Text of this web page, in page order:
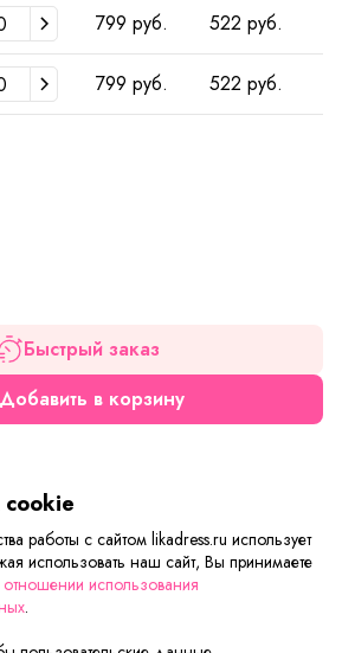
799 руб. 522 руб.
799 руб. 522 руб.
Быстрый заказ
Добавить в корзину
эта модель, можете
«Быстрый заказ».
короткое время вам
Он уточнит все условия заказа,
также подскажет о вариантах
работы с сайтом likadress.ru использует
использовать наш сайт, Вы принимаете
использования
.